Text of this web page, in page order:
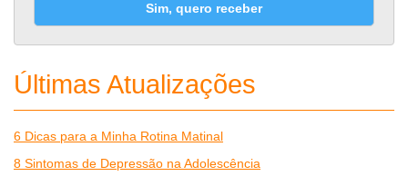
Sim, quero receber
Últimas Atualizações
6 Dicas para a Minha Rotina Matinal
8 Sintomas de Depressão na Adolescência